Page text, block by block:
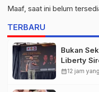
Maaf, saat ini belum
TERBARU
Bukan
Liberty
Jambi
calendar_month12 jam